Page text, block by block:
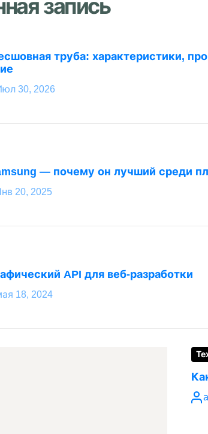
запись
труба: характеристики,
30, 2026
— почему он лучший среди
20, 2025
API для веб-разработки
18, 2024